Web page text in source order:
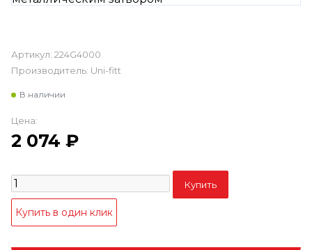
Артикул: 224G4000
Производитель: Uni-fitt
В наличии
Цена:
2 074 ₽